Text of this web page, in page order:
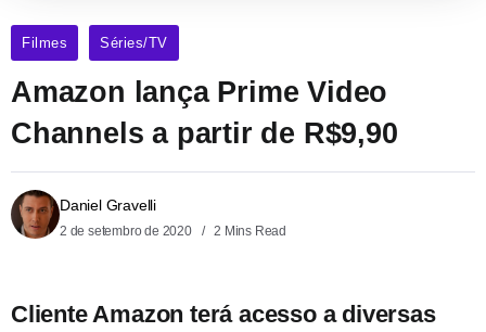
Filmes Séries/TV
Amazon lança Prime Video
Channels a partir de R$9,90
Daniel Gravelli
2 de setembro de 2020 2 Mins Read
Cliente Amazon terá acesso a diversas